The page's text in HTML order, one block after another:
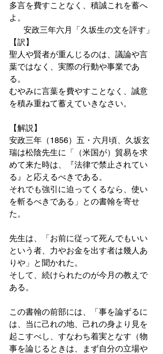
多言を費すことなく、積誠これを蓄へ
よ。
安政三年六月「久坂生の文を評す」
【訳】
聖人や賢者が重んじるのは、議論や言
葉ではなく、実際の行動や事業であ
る。
むやみに言葉を費やすことなく、誠意
を積み重ねて蓄えていきなさい。
【解説】
安政三年（1856）五・六月頃、久坂玄
瑞は松陰先生に「（米国が）貿易を求
めて来た時は、『法律で禁止されてい
る』と応えるべきである。
それでも強引に迫ってくるなら、使い
を斬るべきである」との書翰を寄せ
た。
先生は、「お前に従って死んでもいい
という者、力やお金を出す者は幾人あ
りや」と聞かれた。
そして、続けられたのが今月の教えで
ある。
この書翰の前部には、「事を論ずるに
は、当に己れの地、己れの身より見を
起こすべし、すなわち着実となす（物
事を論じるときは、まず自分の立場や